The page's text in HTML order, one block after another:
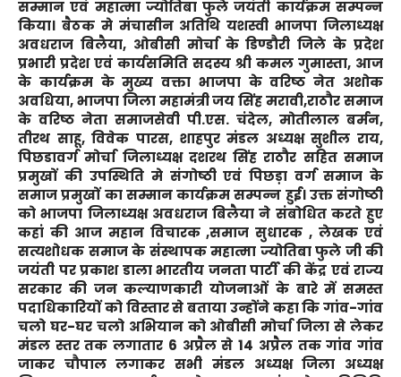
सम्मान एवं महात्मा ज्योतिबा फुले जयंती कार्यक्रम सम्पन्न
किया। बैठक मे मंचासीन अतिथि यशस्वी भाजपा जिलाध्यक्ष
अवधराज बिलैया, ओबीसी मोर्चा के डिण्डौरी जिले के प्रदेश
प्रभारी प्रदेश एवं कार्यसमिति सदस्य श्री कमल गुमास्ता, आज
के कार्यक्रम के मुख्य वक्ता भाजपा के वरिष्ठ नेत अशोक
अवधिया, भाजपा जिला महामंत्री जय सिंह मरावी,राठौर समाज
के वरिष्ठ नेता समाजसेवी पी.एस. चंदेल, मोतीलाल बर्मन,
तीरथ साहू, विवेक पारस, शाहपुर मंडल अध्यक्ष सुशील राय,
पिछडावर्ग मोर्चा जिलाध्यक्ष दशरथ सिंह राठौर सहित समाज
प्रमुखों की उपस्थिति मे संगोष्ठी एवं पिछड़ा वर्ग समाज के
समाज प्रमुखों का सम्मान कार्यक्रम सम्पन्न हुई। उक्त संगोष्ठी
को भाजपा जिलाध्यक्ष अवधराज बिलैया ने संबोधित करते हुए
कहां की आज महान विचारक ,समाज सुधारक , लेखक एवं
सत्यशोधक समाज के संस्थापक महात्मा ज्योतिबा फुले जी की
जयंती पर प्रकाश डाला भारतीय जनता पार्टी की केंद्र एवं राज्य
सरकार की जन कल्याणकारी योजनाओं के बारे में समस्त
पदाधिकारियों को विस्तार से बताया उन्होंने कहा कि गांव-गांव
चलो घर-घर चलो अभियान को ओबीसी मोर्चा जिला से लेकर
मंडल स्तर तक लगातार 6 अप्रैल से 14 अप्रैल तक गांव गांव
जाकर चौपाल लगाकर सभी मंडल अध्यक्ष जिला अध्यक्ष